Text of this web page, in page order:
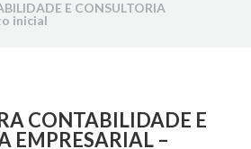
E CONSULTORIA
inicial
CONTABILIDADE E
EMPRESARIAL –